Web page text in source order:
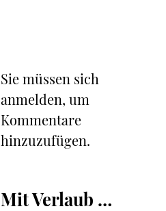
Sie müssen sich
anmelden, um
Kommentare
hinzuzufügen.
Mit Verlaub …